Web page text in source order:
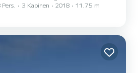
Boot hat 3 Kabinen mit
von 8 Personen. Mit einer
Pers. 3 Kabinen 2018 11.75 m